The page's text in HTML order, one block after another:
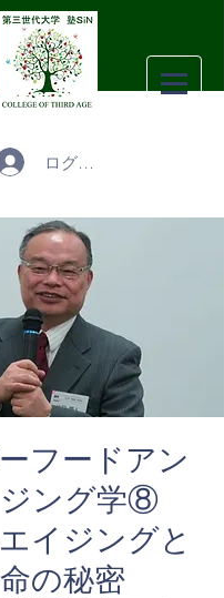
ログイン
フードアン
ジング学⑧
イジングと
の秘密